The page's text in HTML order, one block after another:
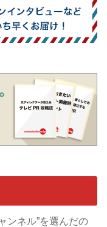
ンネル”を選んだの